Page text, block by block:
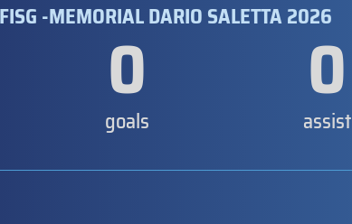
-MEMORIAL DARIO SALETTA 2026
0
goals 0
assist